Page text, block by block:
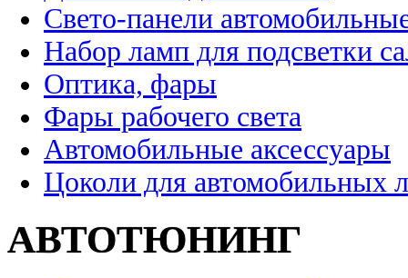
Свето-панели
Набор ламп для подсветки
Оптика, фары
Фары рабочего света
Автомобильные аксессуары
Цоколи для автомобильных
АВТОТЮНИНГ